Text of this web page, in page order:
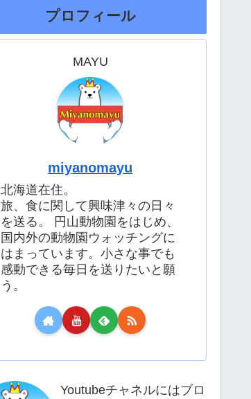
プロフィール
MAYU
miyanomayu
北海道在住。
旅、食に関して興味津々の日々
を送る。 円山動物園をはじめ、
国内外の動物園ウォッチングに
はまっています。小さな事でも
感動できる毎日を送りたいと願
う。
Youtubeチャネルにはブロ